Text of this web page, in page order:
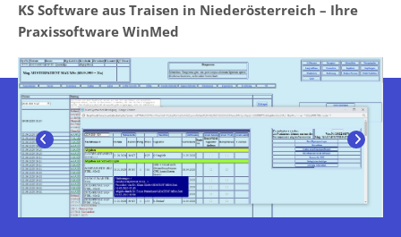
KS Software aus Traisen in Niederösterreich – Ihre
Praxissoftware WinMed